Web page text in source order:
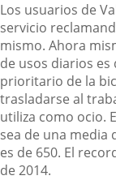
Los usuarios de
servicio
mismo. Ahora
de usos diarios es
prioritario de la
trasladarse al
utiliza como ocio.
sea de una media
es de 650. El
de 2014.